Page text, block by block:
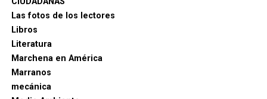
Las fotos de los lectores
Libros
Literatura
Marchena en América
Marranos
mecánica